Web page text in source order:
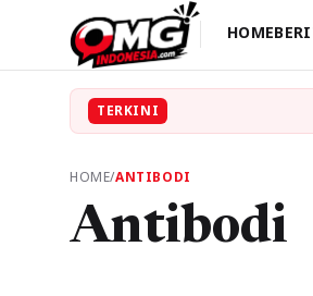
HOME
TERKINI
HOME/ANTIBODI
Antibodi